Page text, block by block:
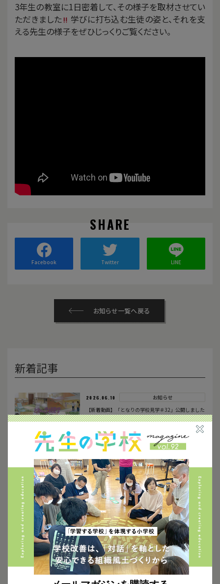
3年生の教室に1日密着して、その様子を取材させてい
ただきました
学びに打ち込む生徒の姿と、それを支
える先生の様子をぜひじっくりご覧ください。
SHARE
Facebook Twitter LINE
お知らせ一覧へ戻る
新着記事
2026.06.10
お知らせ
【新着動画】「となりの学校見学＃32」公開しました
【新着動画】「となりの学校見学＃30」公開しました
JUNOPARK
京都 住育 校外学習
民間企業
積水ハウス
近畿地方
2026.03.07
お知らせ
【新着動画】「となりの学校見学＃29」公開しました
2025.12.26
お知らせ